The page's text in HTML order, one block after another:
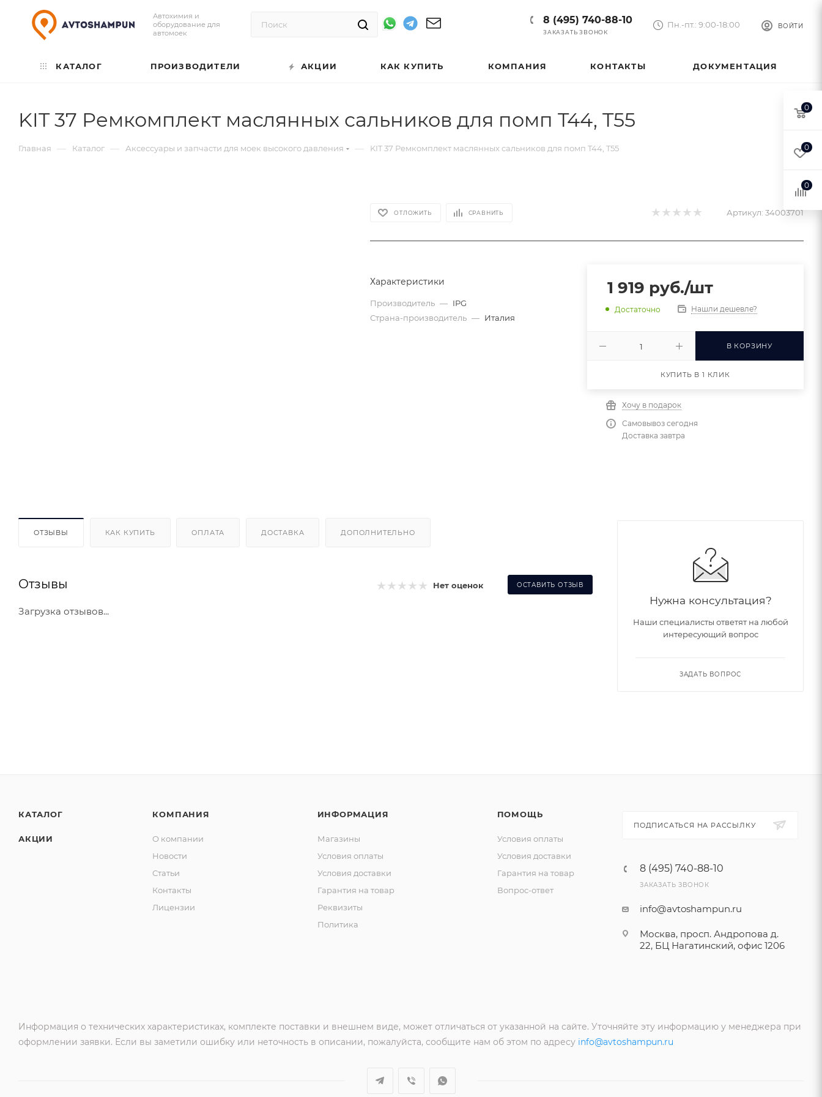
Автохимия и
оборудование для
автомоек
ВОЙТИ
8 (495) 740-88-10
ЗАКАЗАТЬ ЗВОНОК
Пн.-пт.: 9:00-18:00
КАТАЛОГ ПРОИЗВОДИТЕЛИ АКЦИИ КАК КУПИТЬ КОМПАНИЯ КОНТАКТЫ ДОКУМЕНТАЦИЯ
KIT 37 Ремкомплект маслянных сальников для помп T44, T55
Главная — Каталог — Аксессуары и запчасти для моек высокого давления — KIT 37 Ремкомплект маслянных сальников для помп T44, T55
ОТЛОЖИТЬ СРАВНИТЬ Артикул: 34003701
Характеристики
Производитель — IPG
Страна-производитель — Италия
1 919 руб./шт
Достаточно Нашли дешевле?
В КОРЗИНУ
КУПИТЬ В 1 КЛИК
Хочу в подарок
Самовывоз сегодня
Доставка завтра
ОТЗЫВЫ КАК КУПИТЬ ОПЛАТА ДОСТАВКА ДОПОЛНИТЕЛЬНО
Отзывы Нет оценок ОСТАВИТЬ ОТЗЫВ
Загрузка отзывов...
Нужна консультация?
Наши специалисты ответят на любой
интересующий вопрос
ЗАДАТЬ ВОПРОС
КАТАЛОГ
АКЦИИ
КОМПАНИЯ
О компании
Новости
Статьи
Контакты
Лицензии
ИНФОРМАЦИЯ
Магазины
Условия оплаты
Условия доставки
Гарантия на товар
Реквизиты
Политика
ПОМОЩЬ
Условия оплаты
Условия доставки
Гарантия на товар
Вопрос-ответ
ПОДПИСАТЬСЯ НА РАССЫЛКУ
8 (495) 740-88-10
ЗАКАЗАТЬ ЗВОНОК
info@avtoshampun.ru
Москва, просп. Андропова д.
22, БЦ Нагатинский, офис 1206
Информация о технических характеристиках, комплекте поставки и внешнем виде, может отличаться от указанной на сайте. Уточняйте эту информацию у менеджера при
оформлении заявки. Если вы заметили ошибку или неточность в описании, пожалуйста, сообщите нам об этом по адресу info@avtoshampun.ru
0
0
0